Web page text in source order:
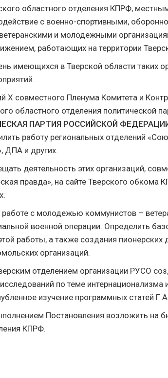
областного отделения КПРФ,
с военно-спортивными,
и молодежными
работающих на территории
имеющихся в Тверской области таких
X совместного Пленума Комитета и
областного отделения политической
ПАРТИЯ РОССИЙСКОЙ
работу региональных отделений
ДПА и других.
деятельность этих организаций,
правда», на сайте Тверского обкома
работе с молодежью коммунистов –
военной операции. Определить
работы, а также создания пионерских
организаций.
отделением организации РУСО
по теме интернационализма
изучение программных статей
Постановления возложить на
КПРФ.